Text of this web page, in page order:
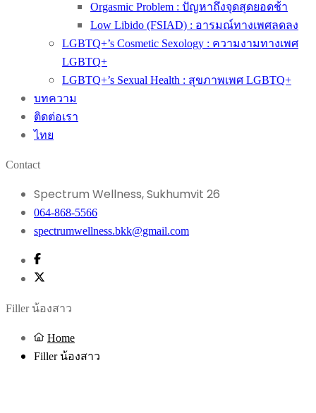
Orgasmic Problem : ปัญหาถึงจุดสุดยอดช้า
Low Libido (FSIAD) : อารมณ์ทางเพศลดลง
LGBTQ+’s Cosmetic Sexology : ความงามทางเพศ
LGBTQ+
LGBTQ+’s Sexual Health : สุขภาพเพศ LGBTQ+
บทความ
ติดต่อเรา
ไทย
Contact
Spectrum Wellness, Sukhumvit 26
064-868-5566
spectrumwellness.bkk@gmail.com
Filler น้องสาว
Home
Filler น้องสาว